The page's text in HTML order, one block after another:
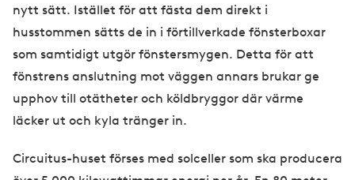
nytt sätt. Istället för att fästa dem direkt i
husstommen sätts de in i förtillverkade fönsterboxar
som samtidigt utgör fönstersmygen. Detta för att
fönstrens anslutning mot väggen annars brukar ge
upphov till otätheter och köldbryggor där värme
läcker ut och kyla tränger in.
Circuitus-huset förses med solceller som ska producera